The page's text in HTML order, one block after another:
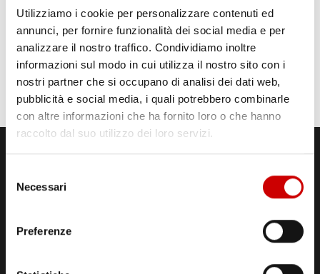
Utilizziamo i cookie per personalizzare contenuti ed
annunci, per fornire funzionalità dei social media e per
analizzare il nostro traffico. Condividiamo inoltre
informazioni sul modo in cui utilizza il nostro sito con i
nostri partner che si occupano di analisi dei dati web,
pubblicità e social media, i quali potrebbero combinarle
con altre informazioni che ha fornito loro o che hanno
raccolto dal suo utilizzo dei loro servizi.
delNecessari
Preferenze
Via Comunale Tavernola, 166/b